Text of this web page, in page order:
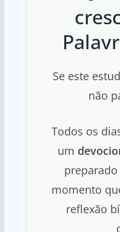
Se este
não
Todos os
um
momento
reflexão